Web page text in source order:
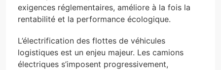
exigences réglementaires, améliore à la fois la
rentabilité et la performance écologique.
L’électrification des flottes de véhicules
logistiques est un enjeu majeur. Les camions
électriques s’imposent progressivement,